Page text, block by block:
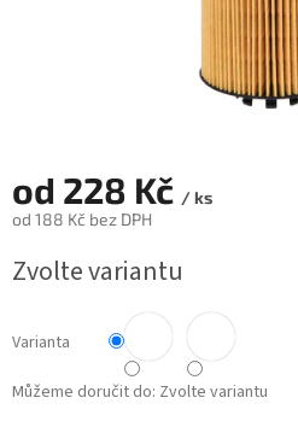
od 228 Kč / ks
od 188 Kč bez DPH
cena:
Zvolte variantu
Varianta
Můžeme doručit do: Zvolte variantu